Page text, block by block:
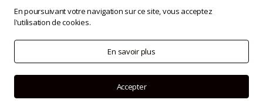
En poursuivant votre navigation sur ce site, vous acceptez
l'utilisation de cookies.
En savoir plus
Accepter